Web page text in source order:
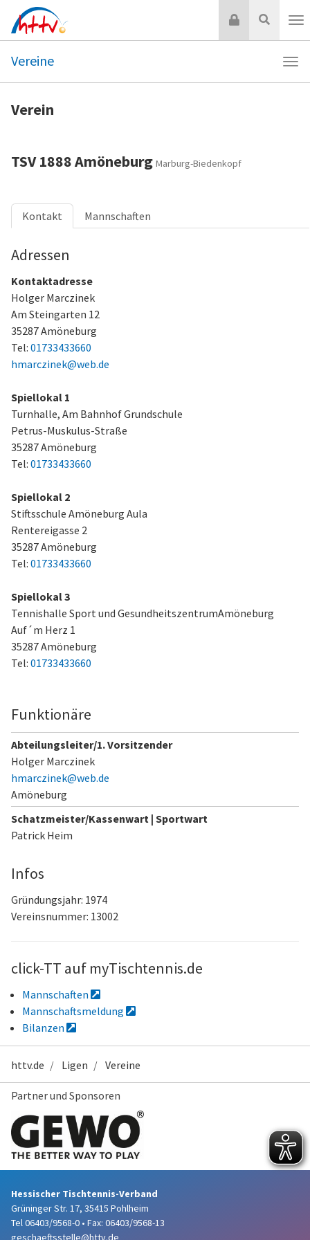
Inhalt
springen
Suche
Login
Vereine
Verein
TSV 1888 Amöneburg Marburg-Biedenkopf
Kontakt Mannschaften
Adressen
Kontaktadresse
Holger Marczinek
Am Steingarten 12
35287 Amöneburg
Tel: 01733433660
hmarczinek@web.de
Spiellokal 1
Turnhalle, Am Bahnhof Grundschule
Petrus-Muskulus-Straße
35287 Amöneburg
Tel: 01733433660
Spiellokal 2
Stiftsschule Amöneburg Aula
Rentereigasse 2
35287 Amöneburg
Tel: 01733433660
Spiellokal 3
Tennishalle Sport und GesundheitszentrumAmöneburg
Auf´m Herz 1
35287 Amöneburg
Tel: 01733433660
Funktionäre
Abteilungsleiter/1. Vorsitzender
Holger Marczinek
hmarczinek@web.de
Amöneburg
Schatzmeister/Kassenwart | Sportwart
Patrick Heim
Infos
Gründungsjahr: 1974
Vereinsnummer: 13002
click-TT auf myTischtennis.de
Mannschaften
Mannschaftsmeldung
Bilanzen
httv.de Ligen Vereine
Partner und Sponsoren
Hessischer Tischtennis-Verband
Grüninger Str. 17, 35415 Pohlheim
Tel 06403/9568-0 • Fax: 06403/9568-13
geschaeftsstelle@httv.de